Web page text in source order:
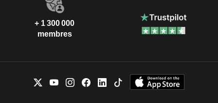
+ 1 300 000
membres